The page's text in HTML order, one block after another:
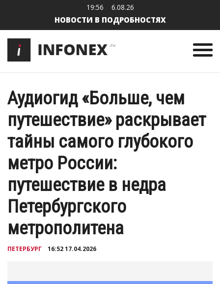
19:56 6.08.26
НОВОСТИ В ПОДРОБНОСТЯХ
Аудиогид «Больше, чем
путешествие» раскрывает
тайны самого глубокого
метро России:
путешествие в недра
Петербургского
метрополитена
ПЕТЕРБУРГ 16:52 17.04.2026